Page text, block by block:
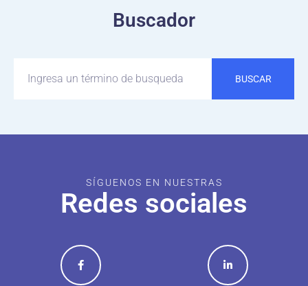
Buscador
BUSCAR
SÍGUENOS EN NUESTRAS
Redes sociales